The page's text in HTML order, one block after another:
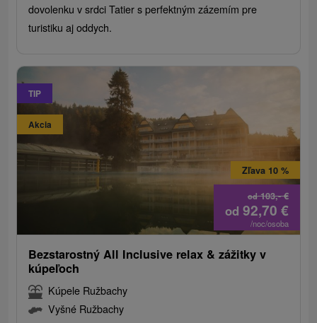
dovolenku v srdci Tatier s perfektným zázemím pre
turistiku aj oddych.
TIP
Akcia
od103,-€
Zľava 10 %
od 92,70 €
/noc/osoba
Bezstarostný All Inclusive relax & zážitky v
kúpeľoch
Kúpele Ružbachy
Vyšné Ružbachy